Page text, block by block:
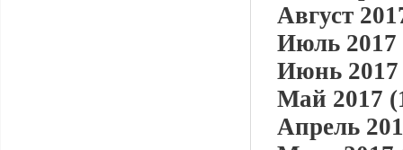
Август
Июль 2017
Июнь 2017
Май 2017
Апрель